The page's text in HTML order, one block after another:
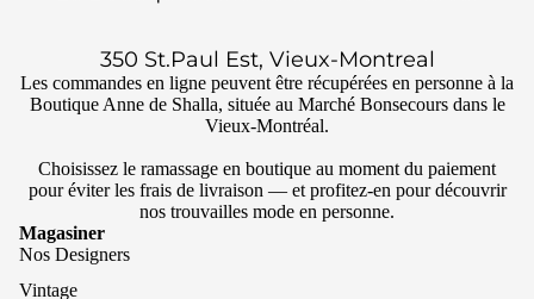
350 St.Paul Est, Vieux-Montreal
Les commandes en ligne peuvent être récupérées en personne à la
Boutique Anne de Shalla, située au Marché Bonsecours dans le
Vieux-Montréal.
Choisissez le ramassage en boutique au moment du paiement
pour éviter les frais de livraison — et profitez-en pour découvrir
nos trouvailles mode en personne.
Magasiner
Nos Designers
Vintage